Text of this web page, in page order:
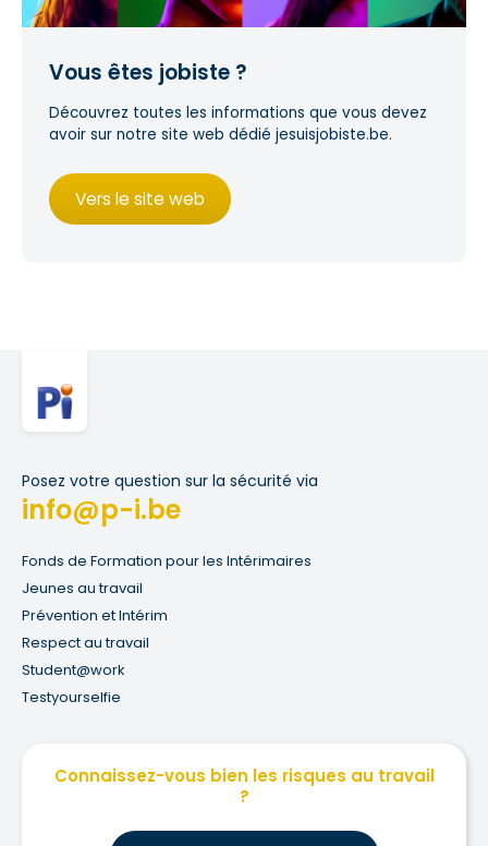
Vous êtes jobiste ?
Découvrez toutes les informations que vous devez
avoir sur notre site web dédié jesuisjobiste.be.
Vers le site web
Posez votre question sur la sécurité via
info@p-i.be
Fonds de Formation pour les Intérimaires
Jeunes au travail
Prévention et Intérim
Respect au travail
Student@work
Testyourselfie
Connaissez-vous bien les risques au travail
?